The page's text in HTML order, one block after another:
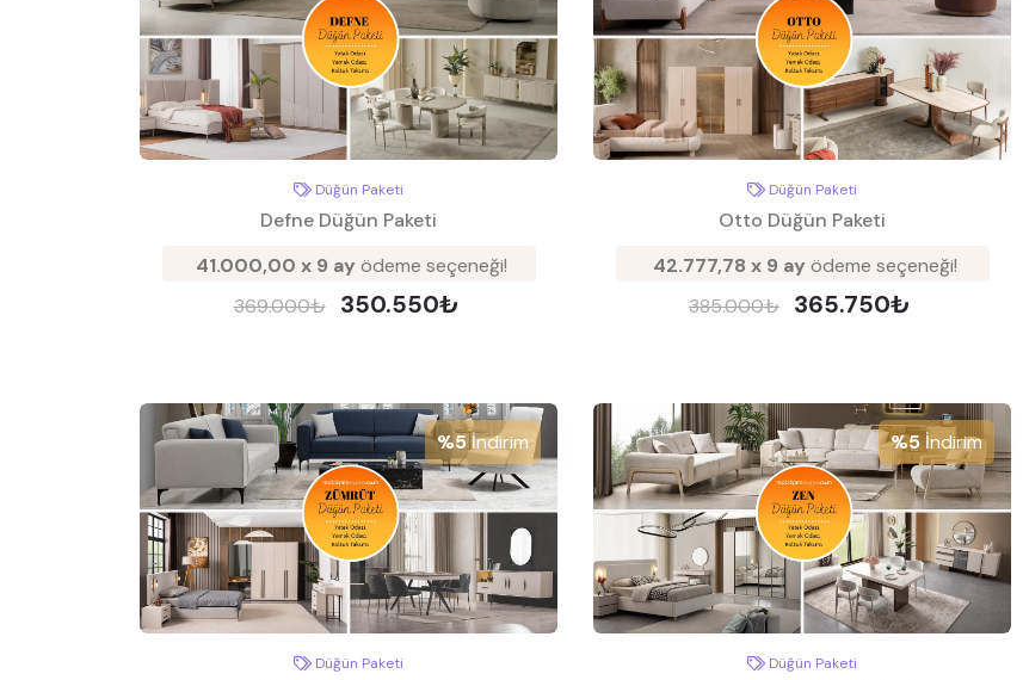
Düğün Paketi
Defne Düğün Paketi
41.000,00 x 9 ay ödeme seçeneği!
369.000₺
350.550₺
Düğün Paketi
Otto Düğün Paketi
42.777,78 x 9 ay ödeme seçeneği!
385.000₺
365.750₺
%5İndirim
Düğün Paketi
%5 İndirim
Düğün Paketi